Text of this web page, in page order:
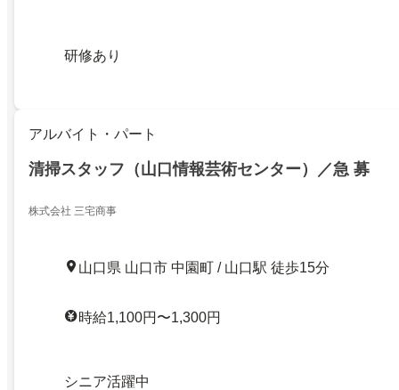
研修あり
アルバイト・パート
清掃スタッフ（山口情報芸術センター）／急 募
株式会社 三宅商事
山口県 山口市 中園町 / 山口駅 徒歩15分
時給1,100円〜1,300円
シニア活躍中